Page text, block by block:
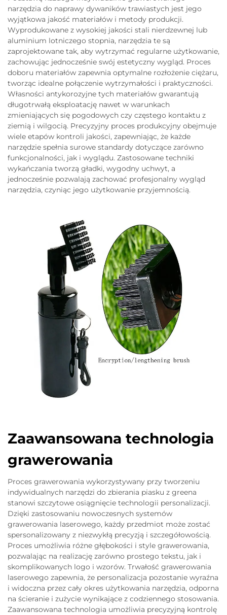
narzędzia do naprawy dywaników trawiastych jest jego
wyjątkowa jakość materiałów i metody produkcji.
Wyprodukowane z wysokiej jakości stali nierdzewnej lub
aluminium lotniczego stopnia, narzędzia te są
zaprojektowane tak, aby wytrzymać regularne użytkowanie,
zachowując jednocześnie swój estetyczny wygląd. Proces
doboru materiałów zapewnia optymalne rozłożenie ciężaru,
tworząc idealne połączenie wytrzymałości i praktyczności.
Własności antykorozyjne tych materiałów gwarantują
długotrwałą eksploatację nawet w warunkach
zmieniających się pogodowych czy częstego kontaktu z
ziemią i wilgocią. Precyzyjny proces produkcyjny obejmuje
wiele etapów kontroli jakości, zapewniając, że każde
narzędzie spełnia surowe standardy dotyczące zarówno
funkcjonalności, jak i wyglądu. Zastosowane techniki
wykańczania tworzą gładki, wygodny uchwyt, a
jednocześnie pozwalają zachować profesjonalny wygląd
narzędzia, czyniąc jego użytkowanie przyjemnością.
Zaawansowana technologia
grawerowania
Proces grawerowania wykorzystywany przy tworzeniu
indywidualnych narzędzi do zbierania piasku z greena
stanowi szczytowe osiągnięcie technologii personalizacji.
Dzięki zastosowaniu nowoczesnych systemów
grawerowania laserowego, każdy przedmiot może zostać
spersonalizowany z niezwykłą precyzją i szczegółowością.
Proces umożliwia różne głębokości i style grawerowania,
pozwalając na realizację zarówno prostego tekstu, jak i
skomplikowanych logo i wzorów. Trwałość grawerowania
laserowego zapewnia, że personalizacja pozostanie wyraźna
i widoczna przez cały okres użytkowania narzędzia, odporna
na ścieranie i zużycie wynikające z codziennego stosowania.
Zaawansowana technologia umożliwia precyzyjną kontrolę